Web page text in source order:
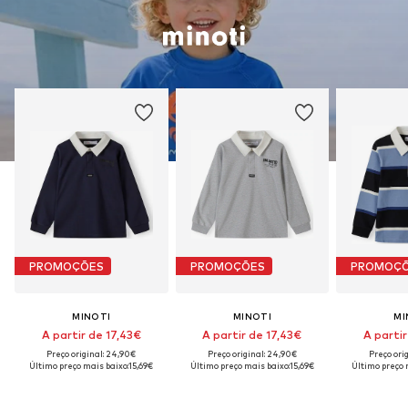
PROMOÇÕES
MINOTI
A partir de 17,43€
Preço original: 24,90€
Último preço mais baixo:15,69€
PROMOÇÕES
MINOTI
A partir de 17,43€
Preço original: 24,90€
Último preço mais baixo:15,69€
A partir
Preço
Último preço